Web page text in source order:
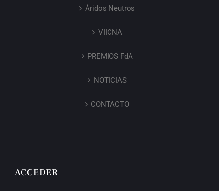
Áridos Neutros
VIICNA
PREMIOS FdA
NOTICIAS
CONTACTO
ACCEDER